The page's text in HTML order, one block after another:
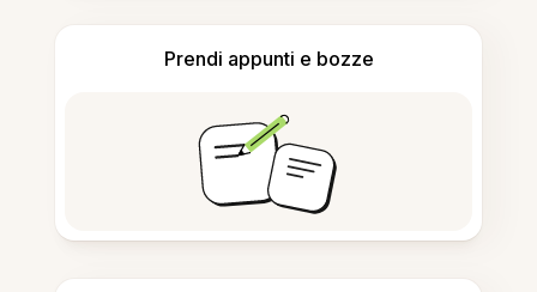
Prendi appunti e bozze